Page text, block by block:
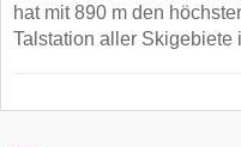
hat mit 890 m den
Talstation aller Skigebiete